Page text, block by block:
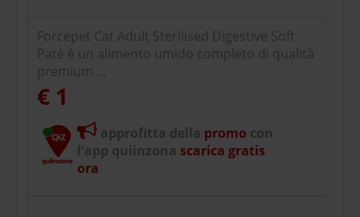
Forcepet Cat Adult Sterilised Digestive Soft
Patè è un alimento umido completo di qualità
premium ...
€ 1
approfitta della promo con
l'app quiinzona scarica gratis
ora